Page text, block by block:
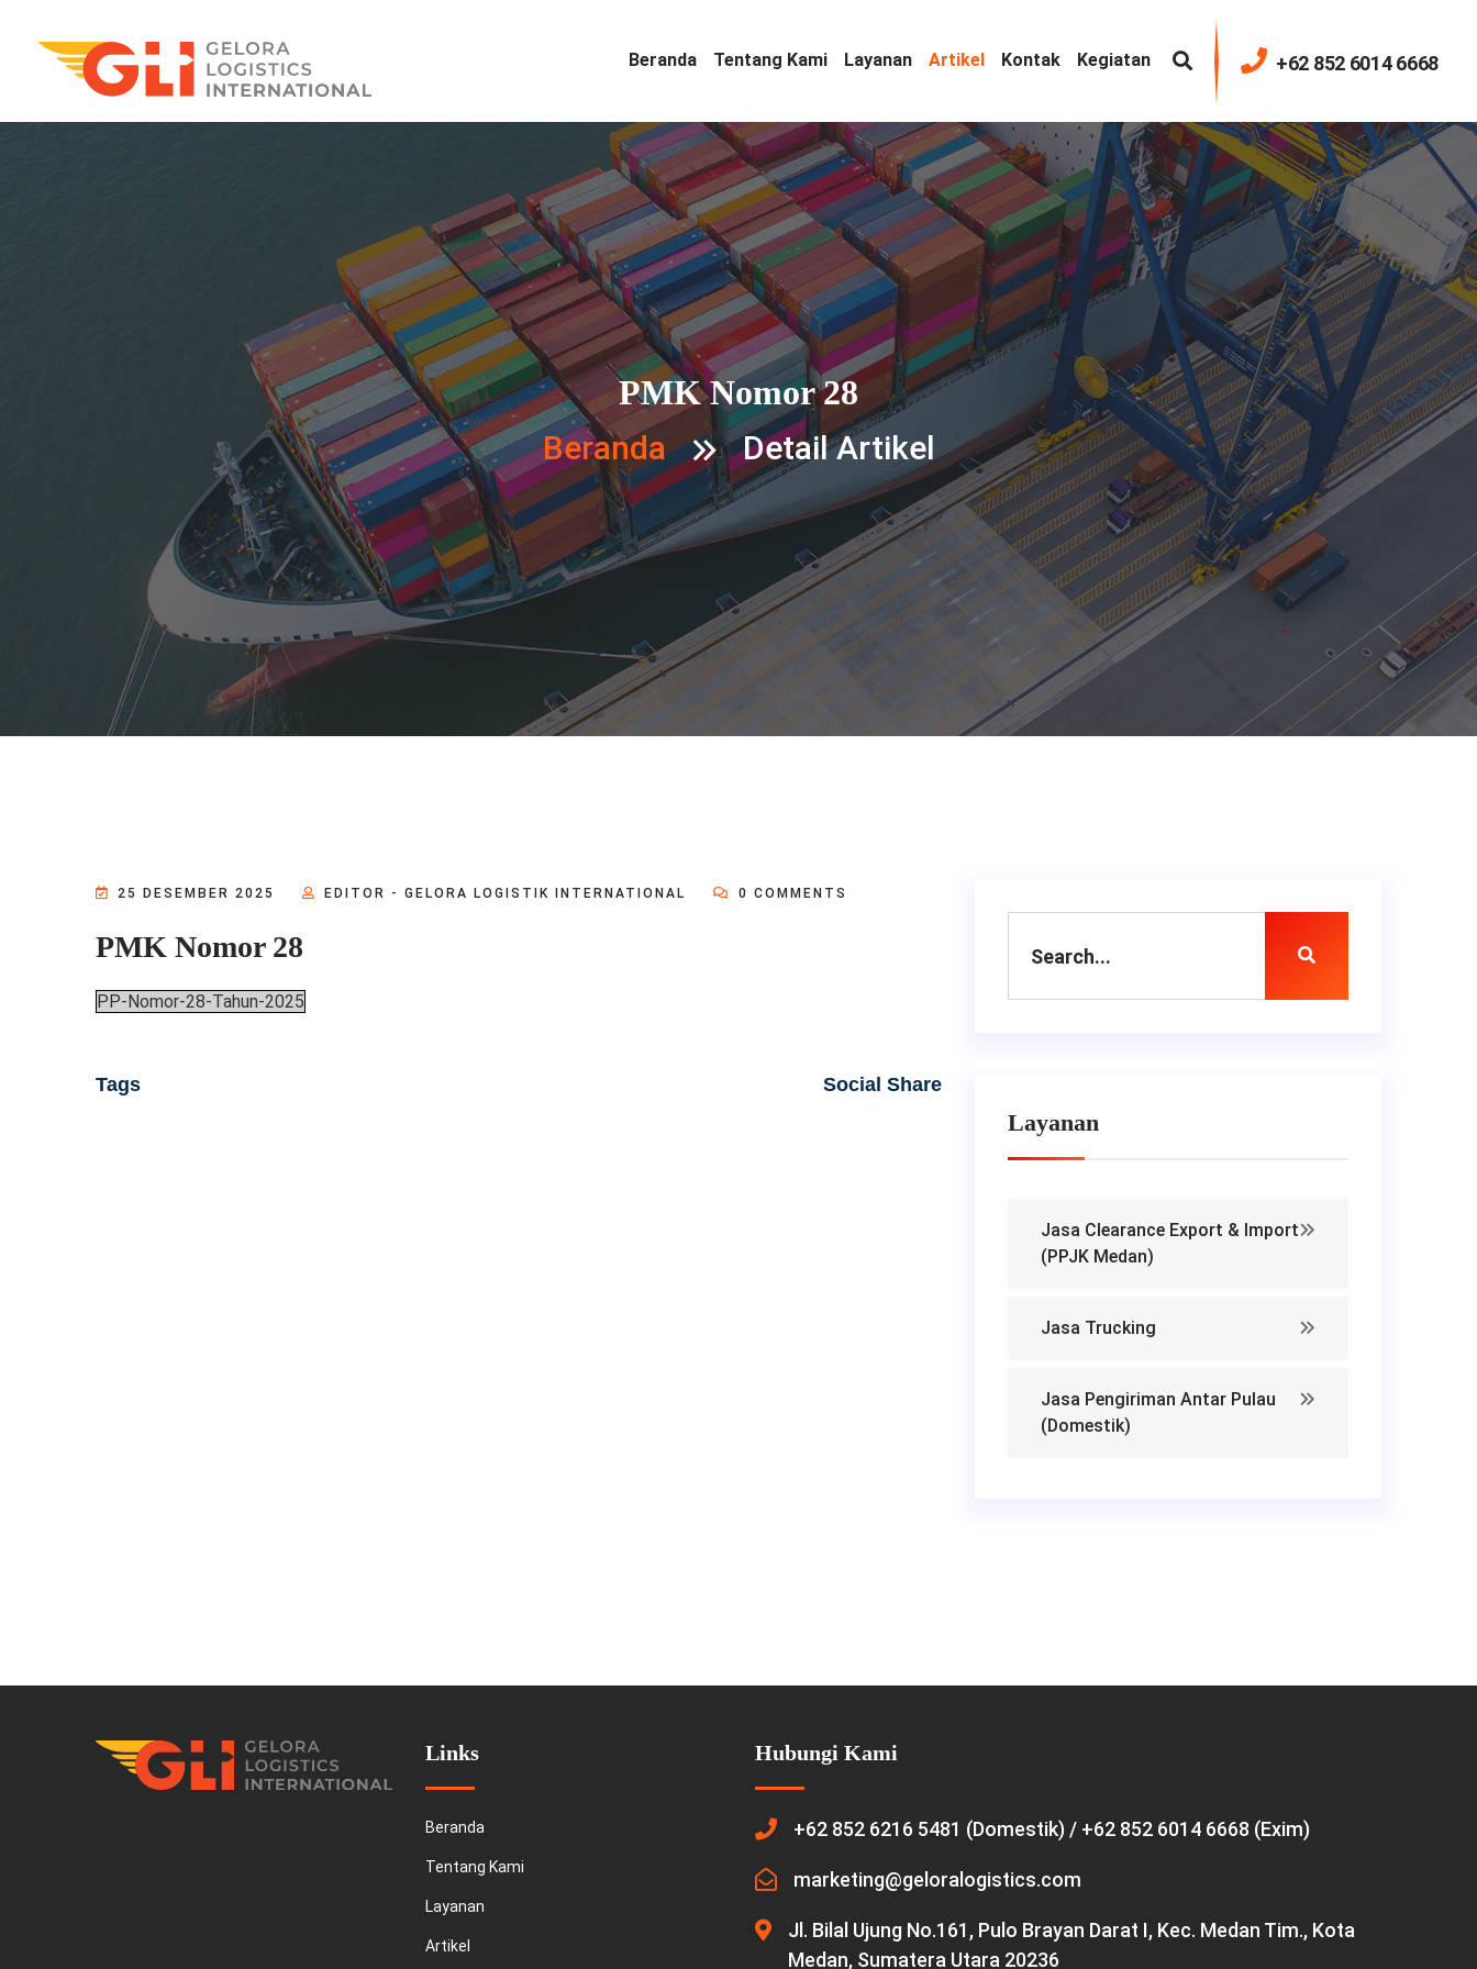
+62 852 6014 6668
Beranda Tentang Kami Layanan Artikel Kontak Kegiatan
PMK Nomor 28
Beranda Detail Artikel
25 DESEMBER 2025 EDITOR - GELORA LOGISTIK INTERNATIONAL 0 COMMENTS
PMK Nomor 28
PP-Nomor-28-Tahun-2025
Tags Social Share
Layanan
Jasa Clearance Export & Import
(PPJK Medan)
Jasa Trucking
Jasa Pengiriman Antar Pulau
(Domestik)
Links
Beranda
Tentang Kami
Layanan
Artikel
Hubungi Kami
+62 852 6216 5481 (Domestik) / +62 852 6014 6668 (Exim)
marketing@geloralogistics.com
Jl. Bilal Ujung No.161, Pulo Brayan Darat I, Kec. Medan Tim., Kota
Medan, Sumatera Utara 20236